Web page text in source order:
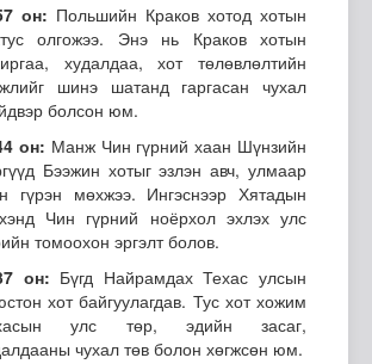
он: Польшийн Краков хотод хотын
олгожээ. Энэ нь Краков хотын
худалдаа, хот төлөвлөлтийн
шинэ шатанд гаргасан чухал
болсон юм.
он: Манж Чин гүрний хаан Шүнзийн
Бээжин хотыг эзлэн авч, улмаар
гүрэн мөхжээ. Ингэснээр Хятадын
Чин гүрний ноёрхол эхлэх улс
томоохон эргэлт болов.
он: Бүгд Найрамдах Техас улсын
хот байгуулагдав. Тус хот хожим
улс төр, эдийн засаг,
чухал төв болон хөгжсөн юм.